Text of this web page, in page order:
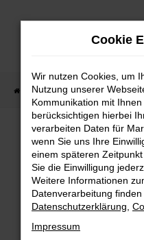
Zum
Startseite Impressum
Cookie
Wir nutzen Cookies, um
Nutzung unserer
Kommunikation mit
berücksichtigen hierbei
verarbeiten Daten für
wenn Sie uns Ihre
einem späteren
Sie die Einwilligung
Weitere Informationen
Datenverarbeitung finden
Datenschutzerklärung
Impressum